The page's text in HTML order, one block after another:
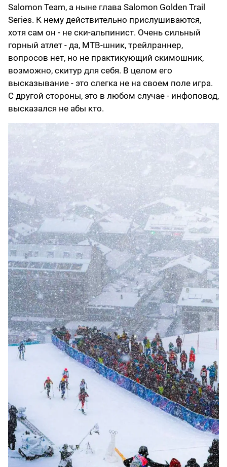
Salomon Team, а ныне глава Salomon Golden Trail
Series. К нему действительно прислушиваются,
хотя сам он - не ски-альпинист. Очень сильный
горный атлет - да, МТВ-шник, трейлраннер,
вопросов нет, но не практикующий скимошник,
возможно, скитур для себя. В целом его
высказывание - это слегка не на своем поле игра.
С другой стороны, это в любом случае - инфоповод,
высказался не абы кто.